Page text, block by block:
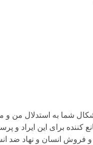
شما به استدلال من و
و فروش انسان و نهاد ضد